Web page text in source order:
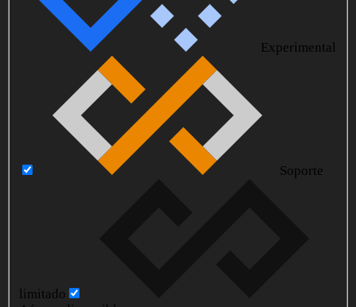
Experimental
Soporte
limitado